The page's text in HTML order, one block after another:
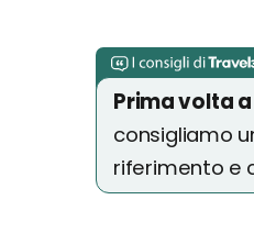
Prima volta
consigliamo
riferimento e